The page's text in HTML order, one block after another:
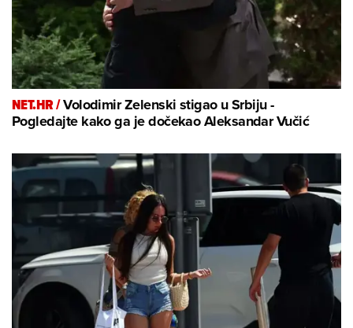
NET.HR /Volodimir Zelenski stigao u Srbiju -
Pogledajte kako ga je dočekao Aleksandar Vučić